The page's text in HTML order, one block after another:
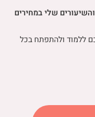
שלי במחירים
ללמוד ולהתפתח בכל